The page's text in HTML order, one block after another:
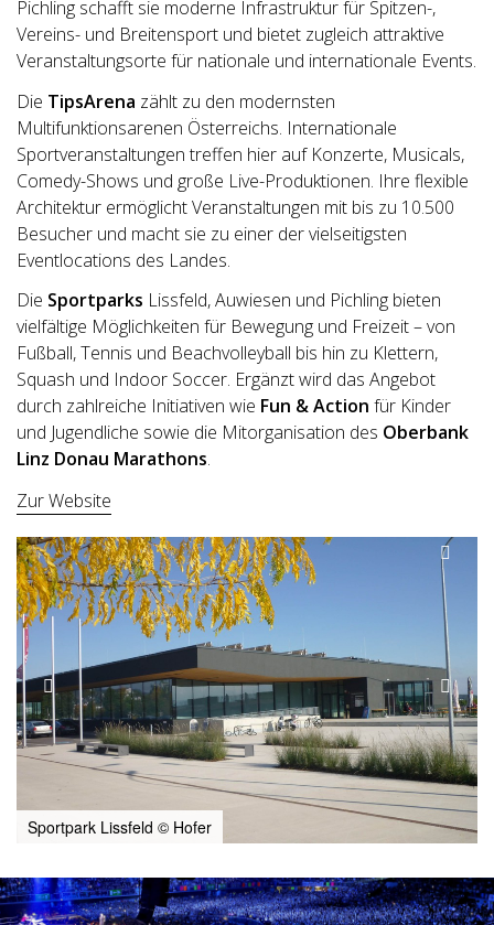
Pichling schafft sie moderne Infrastruktur für Spitzen-,
Vereins- und Breitensport und bietet zugleich attraktive
Veranstaltungsorte für nationale und internationale Events.
Die TipsArena zählt zu den modernsten
Multifunktionsarenen Österreichs. Internationale
Sportveranstaltungen treffen hier auf Konzerte, Musicals,
Comedy-Shows und große Live-Produktionen. Ihre flexible
Architektur ermöglicht Veranstaltungen mit bis zu 10.500
Besucher und macht sie zu einer der vielseitigsten
Eventlocations des Landes.
Die Sportparks Lissfeld, Auwiesen und Pichling bieten
vielfältige Möglichkeiten für Bewegung und Freizeit – von
Fußball, Tennis und Beachvolleyball bis hin zu Klettern,
Squash und Indoor Soccer. Ergänzt wird das Angebot
durch zahlreiche Initiativen wie Fun & Action für Kinder
und Jugendliche sowie die Mitorganisation des Oberbank
Linz Donau Marathons.
Zur Website
Sportpark Lissfeld © Hofer